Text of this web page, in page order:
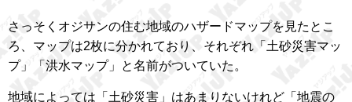
さっそくオジサンの住む地域のハザードマップを見たとこ
ろ、マップは2枚に分かれており、それぞれ「土砂災害マッ
プ」「洪水マップ」と名前がついていた。
地域によっては「土砂災害」はあまりないけれど「地震の